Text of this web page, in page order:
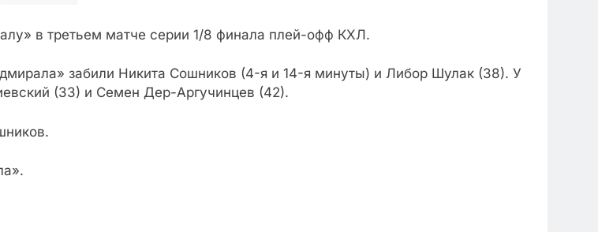
в третьем матче серии 1/8 финала плей-офф КХЛ.
забили Никита Сошников (4-я и 14-я минуты) и Либор Шулак (38). У
(33) и Семен Дер-Аргучинцев (42).